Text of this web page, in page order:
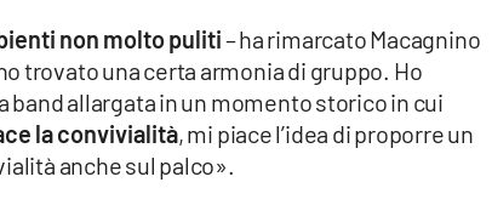
non molto puliti– ha rimarcato Macagnino
trovato una certa armonia di gruppo. Ho
allargata in un momento storico in cui
la convivialità, mi piace l’idea di proporre un
anche sul palco».